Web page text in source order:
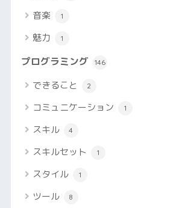
音楽 1
魅力 1
プログラミング 146
できること 2
コミュニケーション 1
スキル 4
スキルセット 1
スタイル 1
ツール 8